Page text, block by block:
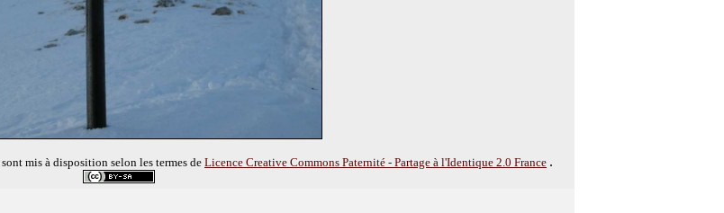
mis à disposition selon les termes de Licence Creative Commons Paternité - Partage à l'Identique 2.0 France .